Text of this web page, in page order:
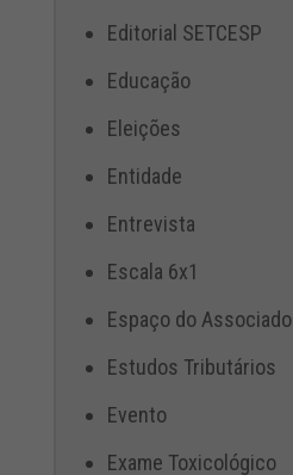
Editorial SETCESP
Educação
Eleições
Entidade
Entrevista
Escala 6x1
Espaço do Associado
Estudos Tributários
Evento
Exame Toxicológico